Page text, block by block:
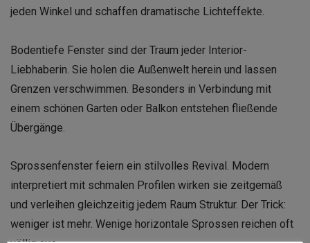
jeden Winkel und schaffen dramatische Lichteffekte.
Bodentiefe Fenster sind der Traum jeder Interior-
Liebhaberin. Sie holen die Außenwelt herein und lassen
Grenzen verschwimmen. Besonders in Verbindung mit
einem schönen Garten oder Balkon entstehen fließende
Übergänge.
Sprossenfenster feiern ein stilvolles Revival. Modern
interpretiert mit schmalen Profilen wirken sie zeitgemäß
und verleihen gleichzeitig jedem Raum Struktur. Der Trick:
weniger ist mehr. Wenige horizontale Sprossen reichen oft